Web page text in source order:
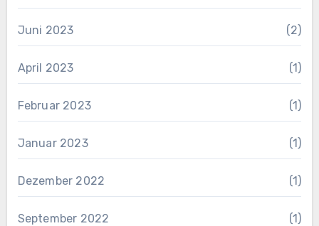
Juni 2023 (2)
April 2023 (1)
Februar 2023 (1)
Januar 2023 (1)
Dezember 2022 (1)
September 2022 (1)